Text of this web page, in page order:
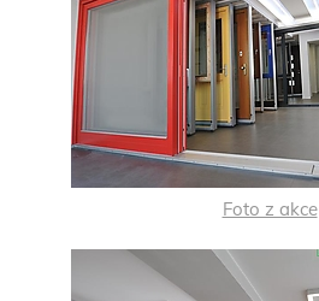
Foto z akce